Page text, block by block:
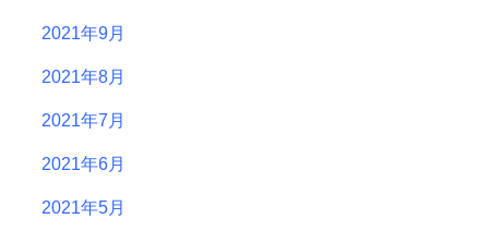
2021年9月
2021年8月
2021年7月
2021年6月
2021年5月